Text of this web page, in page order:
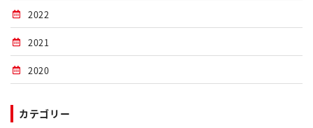
2022
2021
2020
カテゴリー